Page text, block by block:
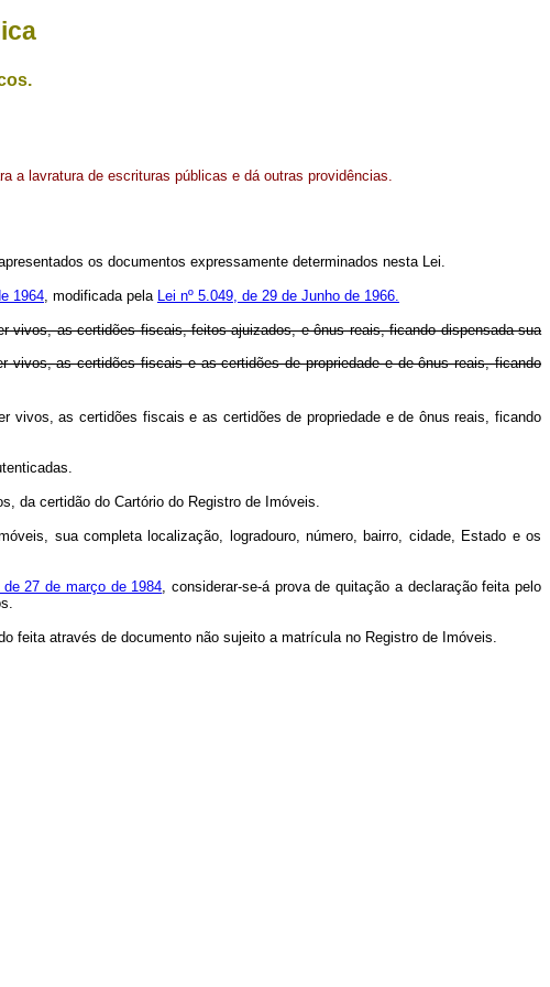
a lavratura de escrituras públicas e dá outras providências.
os documentos expressamente determinados nesta Lei.
1964, modificada pela Lei nº 5.049, de 29 de Junho de 1966.
vivos, as certidões fiscais, feitos ajuizados, e ônus reais, ficando dispensada sua
vivos, as certidões fiscais e as certidões de propriedade e de ônus reais, ficando
vivos, as certidões fiscais e as certidões de propriedade e de ônus reais, ficando
da certidão do Cartório do Registro de Imóveis.
sua completa localização, logradouro, número, bairro, cidade, Estado e os
de 27 de março de 1984, considerar-se-á prova de quitação a declaração feita pelo
feita através de documento não sujeito a matrícula no Registro de Imóveis.